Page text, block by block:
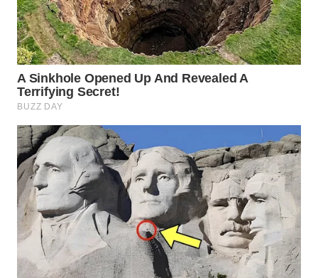
TEBING
TINGGI
WN
PAKPAK
WN
KARAWANG
WN
BEKASI
WN
BOGOR
WN